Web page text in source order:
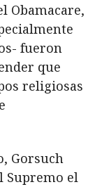
Obamacare,
fueron
que
religiosas
Gorsuch
Supremo el